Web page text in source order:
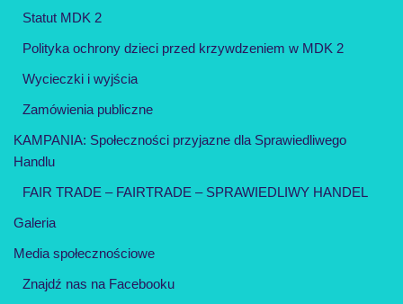
Statut MDK 2
Polityka ochrony dzieci przed krzywdzeniem w MDK 2
Wycieczki i wyjścia
Zamówienia publiczne
KAMPANIA: Społeczności przyjazne dla Sprawiedliwego
Handlu
FAIR TRADE – FAIRTRADE – SPRAWIEDLIWY HANDEL
Galeria
Media społecznościowe
Znajdź nas na Facebooku